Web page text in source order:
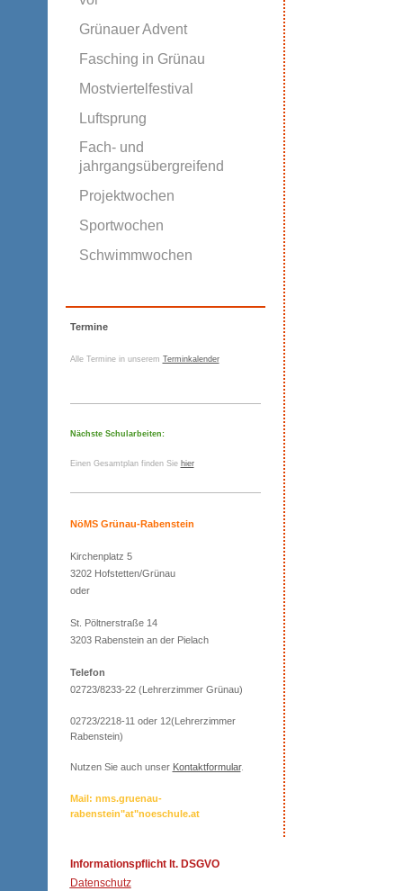
Grünauer Advent
Fasching in Grünau
Mostviertelfestival
Luftsprung
Fach- und
jahrgangsübergreifend
Projektwochen
Sportwochen
Schwimmwochen
Termine
Alle Termine in unserem Terminkalender
Nächste Schularbeiten:
Einen Gesamtplan finden Sie hier
NöMS Grünau-Rabenstein
Kirchenplatz 5
3202 Hofstetten/Grünau
oder
St. Pöltnerstraße 14
3203 Rabenstein an der Pielach
Telefon
02723/8233-22 (Lehrerzimmer Grünau)
02723/2218-11 oder 12(Lehrerzimmer
Rabenstein)
Nutzen Sie auch unser Kontaktformular.
Mail: nms.gruenau-
rabenstein"at"noeschule.at
Informationspflicht lt. DSGVO
Datenschutz